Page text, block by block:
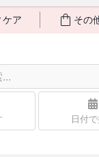
ケア その
日付